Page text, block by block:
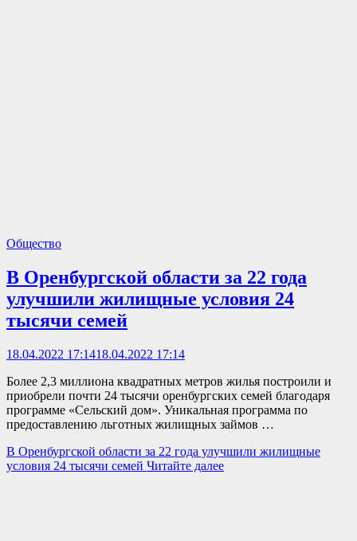
Общество
В Оренбургской области за 22 года
улучшили жилищные условия 24
тысячи семей
18.04.2022 17:1418.04.2022 17:14
Более 2,3 миллиона квадратных метров жилья построили и
приобрели почти 24 тысячи оренбургских семей благодаря
программе «Сельский дом». Уникальная программа по
предоставлению льготных жилищных займов …
В Оренбургской области за 22 года улучшили жилищные
условия 24 тысячи семей Читайте далее